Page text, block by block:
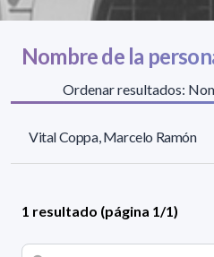
Nombre de la
Ordenar resultados:
Vital Coppa, Marcelo Ramón
1 resultado (página 1/1)